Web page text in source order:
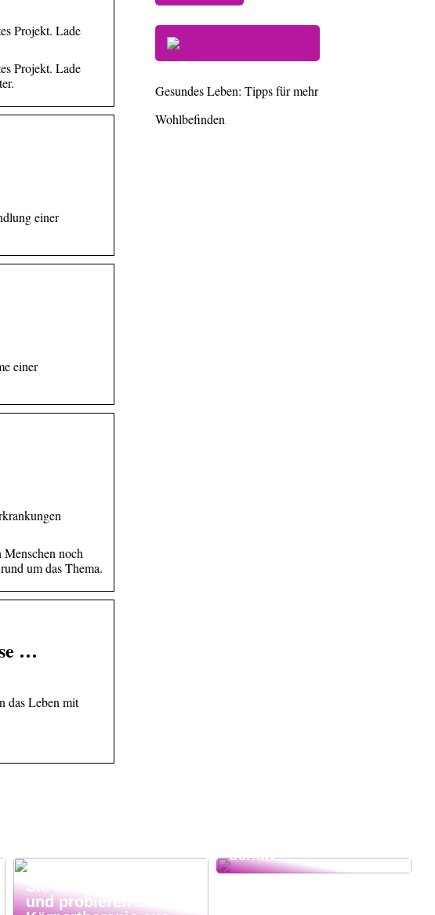
Projekt. Lade
Projekt. Lade
einer
einer
noch
um das Thema.
…
das Leben mit
Gesundes Leben: Tipps für mehr
Wohlbefinden
Beautyforum.dk Tun
Sie sich etwas Gutes
und probieren Sie
schön